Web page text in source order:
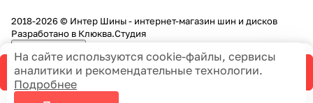
В корзину
2018-2026 © Интер Шины - интернет-магазин шин и дисков
Разработано в Клюква.Студия
Правила продажи
На сайте используются cookie-файлы, сервисы
аналитики и рекомендательные технологии.
Подробнее